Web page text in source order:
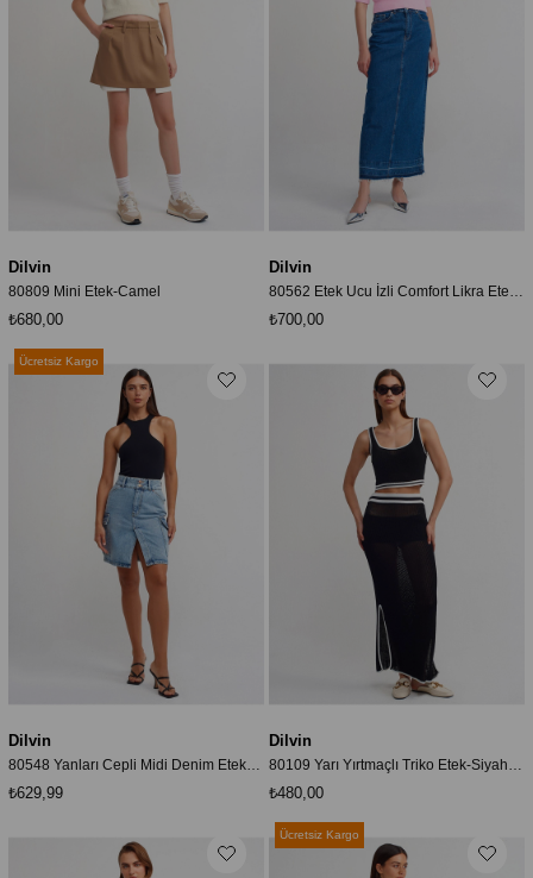
Dilvin
80809 Mini Etek-Camel
₺680,00
Dilvin
₺700,00
Dilvin
80548 Yanları Cepli Midi Denim Etek-Mavi
₺629,99
Ücretsiz Kargo
Dilvin
80109 Yarı Yırtmaçlı Triko Etek-Siyah-Ekru
₺480,00
Ücretsiz Kargo